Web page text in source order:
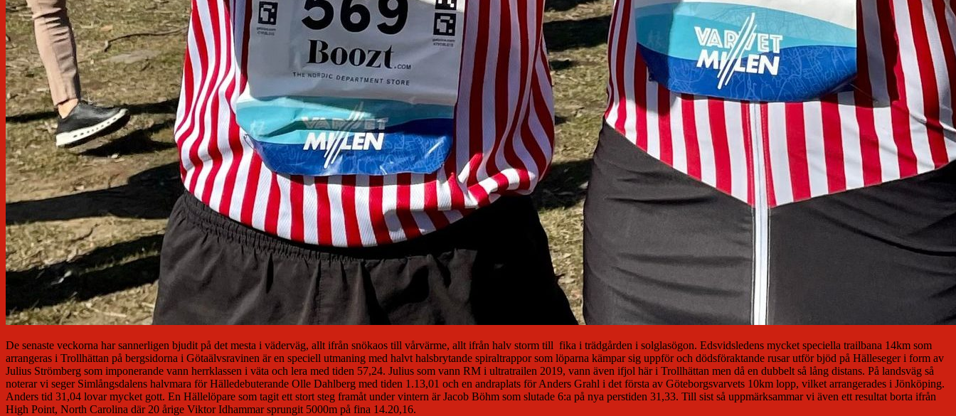
De senaste veckorna har sannerligen bjudit på det mesta i väderväg, allt ifrån snökaos till vårvärme, allt ifrån halv storm till fika i trädgården i solglasögon. Edsvidsledens mycket speciella trailbana 14km som
arrangeras i Trollhättan på bergsidorna i Götaälvsravinen är en speciell utmaning med halvt halsbrytande spiraltrappor som löparna kämpar sig uppför och dödsföraktande rusar utför bjöd på Hälleseger i form av
Julius Strömberg som imponerande vann herrklassen i väta och lera med tiden 57,24. Julius som vann RM i ultratrailen 2019, vann även ifjol här i Trollhättan men då en dubbelt så lång distans. På landsväg så
noterar vi seger Simlångsdalens halvmara för Hälledebuterande Olle Dahlberg med tiden 1.13,01 och en andraplats för Anders Grahl i det första av Göteborgsvarvets 10km lopp, vilket arrangerades i Jönköping.
Anders tid 31,04 lovar mycket gott. En Hällelöpare som tagit ett stort steg framåt under vintern är Jacob Böhm som slutade 6:a på nya perstiden 31,33. Till sist så uppmärksammar vi även ett resultat borta ifrån
High Point, North Carolina där 20 årige Viktor Idhammar sprungit 5000m på fina 14.20,16.